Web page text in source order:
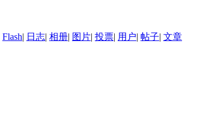
Flash| 日志| 相册| 图片| 投票| 用户| 帖子| 文章